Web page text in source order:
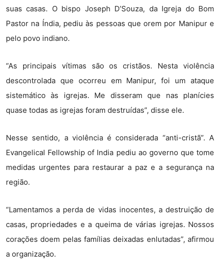
suas casas. O bispo Joseph D’Souza, da Igreja do Bom
Pastor na Índia, pediu às pessoas que orem por Manipur e
pelo povo indiano.
“As principais vítimas são os cristãos. Nesta violência
descontrolada que ocorreu em Manipur, foi um ataque
sistemático às igrejas. Me disseram que nas planícies
quase todas as igrejas foram destruídas”, disse ele.
Nesse sentido, a violência é considerada “anti-cristã”. A
Evangelical Fellowship of India pediu ao governo que tome
medidas urgentes para restaurar a paz e a segurança na
região.
“Lamentamos a perda de vidas inocentes, a destruição de
casas, propriedades e a queima de várias igrejas. Nossos
corações doem pelas famílias deixadas enlutadas”, afirmou
a organização.